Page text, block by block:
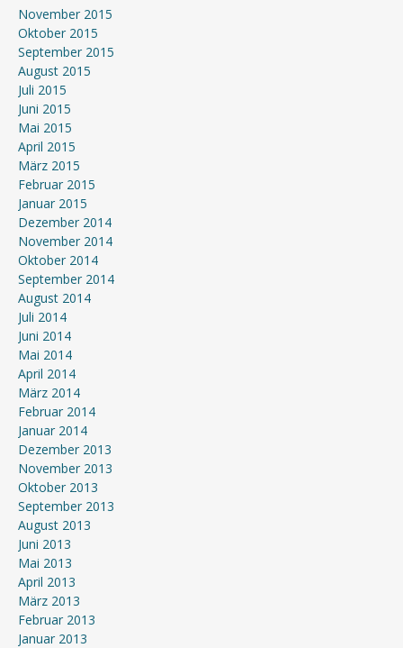
November 2015
Oktober 2015
September 2015
August 2015
Juli 2015
Juni 2015
Mai 2015
April 2015
März 2015
Februar 2015
Januar 2015
Dezember 2014
November 2014
Oktober 2014
September 2014
August 2014
Juli 2014
Juni 2014
Mai 2014
April 2014
März 2014
Februar 2014
Januar 2014
Dezember 2013
November 2013
Oktober 2013
September 2013
August 2013
Juni 2013
Mai 2013
April 2013
März 2013
Februar 2013
Januar 2013